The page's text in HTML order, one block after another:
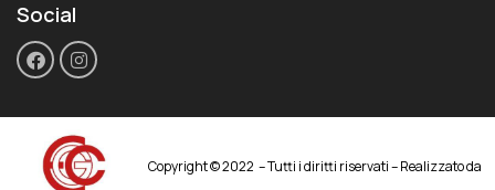
Social
Copyright © 2022 – Tutti i diritti riservati – Realizzato da